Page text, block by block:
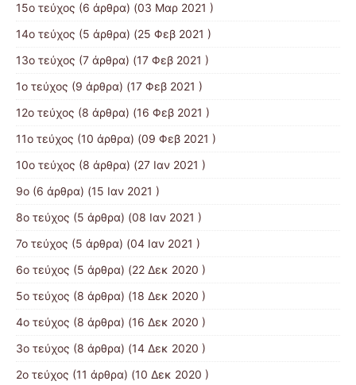
15ο τεύχος (6 άρθρα) (03 Μαρ 2021 )
14ο τεύχος (5 άρθρα) (25 Φεβ 2021 )
13ο τεύχος (7 άρθρα) (17 Φεβ 2021 )
1ο τεύχος (9 άρθρα) (17 Φεβ 2021 )
12ο τεύχος (8 άρθρα) (16 Φεβ 2021 )
11ο τεύχος (10 άρθρα) (09 Φεβ 2021 )
10ο τεύχος (8 άρθρα) (27 Ιαν 2021 )
9ο (6 άρθρα) (15 Ιαν 2021 )
8ο τεύχος (5 άρθρα) (08 Ιαν 2021 )
7ο τεύχος (5 άρθρα) (04 Ιαν 2021 )
6ο τεύχος (5 άρθρα) (22 Δεκ 2020 )
5ο τεύχος (8 άρθρα) (18 Δεκ 2020 )
4ο τεύχος (8 άρθρα) (16 Δεκ 2020 )
3ο τεύχος (8 άρθρα) (14 Δεκ 2020 )
2ο τεύχος (11 άρθρα) (10 Δεκ 2020 )